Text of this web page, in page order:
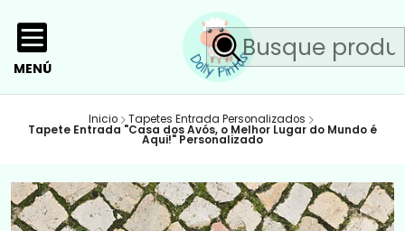
MENÚ
Inicio Tapetes Entrada Personalizados
Tapete Entrada "Casa dos Avós, o Melhor Lugar do Mundo é
Aqui!" Personalizado